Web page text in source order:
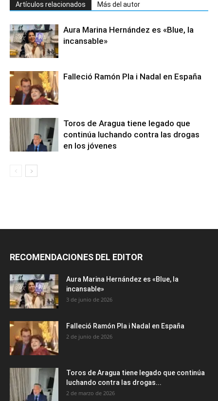
Artículos relacionados Más del autor
Aura Marina Hernández es «Blue, la
incansable»
Falleció Ramón Pla i Nadal en España
Toros de Aragua tiene legado que
continúa luchando contra las drogas
en los jóvenes
RECOMENDACIONES DEL EDITOR
Aura Marina Hernández es «Blue, la
incansable»
3 de junio de 2026
Falleció Ramón Pla i Nadal en España
2 de junio de 2026
Toros de Aragua tiene legado que continúa
luchando contra las drogas...
2 de marzo de 2026